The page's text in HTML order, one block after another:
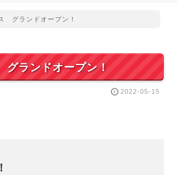
グランドオープン！
ランドオープン！
2022-05-15